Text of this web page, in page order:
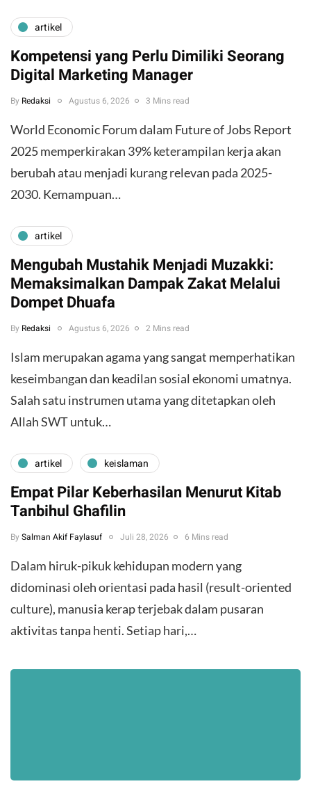
artikel
Kompetensi yang Perlu Dimiliki Seorang
Digital Marketing Manager
By Redaksi Agustus 6, 2026 3 Mins read
World Economic Forum dalam Future of Jobs Report
2025 memperkirakan 39% keterampilan kerja akan
berubah atau menjadi kurang relevan pada 2025-
2030. Kemampuan…
artikel
Mengubah Mustahik Menjadi Muzakki:
Memaksimalkan Dampak Zakat Melalui
Dompet Dhuafa
By Redaksi Agustus 6, 2026 2 Mins read
Islam merupakan agama yang sangat memperhatikan
keseimbangan dan keadilan sosial ekonomi umatnya.
Salah satu instrumen utama yang ditetapkan oleh
Allah SWT untuk…
artikel keislaman
Empat Pilar Keberhasilan Menurut Kitab
Tanbihul Ghafilin
By Salman Akif Faylasuf Juli 28, 2026 6 Mins read
Dalam hiruk-pikuk kehidupan modern yang
didominasi oleh orientasi pada hasil (result-oriented
culture), manusia kerap terjebak dalam pusaran
aktivitas tanpa henti. Setiap hari,…